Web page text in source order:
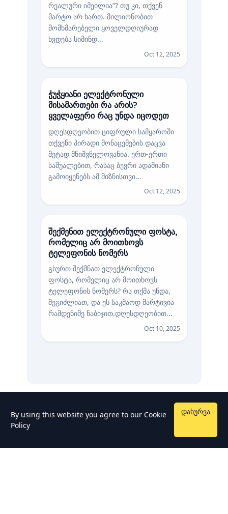
რეალური იმეილია“? თუ კი, თქვენ
მარტო არ ხართ. მილიონობით
მომხმარებელი ყოველდღიურად
ხვდება სიმინდ...
Oct 12, 2025
ჭუჭყიანი ელექტრონული
მისამართები რა არის?
ყველაფერი რაც უნდა იცოდეთ
დღესდღეობით ციფრული სამყაროში
თქვენი პირადი მონაცემების დაცვა
მეტად მნიშვნელოვანია. ერთ-ერთი
საშუალებით, რასაც ბევრი ადამიანი
გამოიყენებს ამ მიზნისთვი...
Oct 12, 2025
შექმენით ელექტრონული ფოსტა,
რომელიც არ მოითხოვს
ტელეფონის ნომერს
გსურთ შექმნათ ელექტრონული
ფოსტა, რომელიც არ მოითხოვს
ტელეფონის ნომერს? რა თქმა უნდა,
შეგიძლიათ, და ეს საკმაოდ მარტივია
რამდენიმე ნაბიჯით. დღესდღეობით...
Oct 10, 2025
By using this website you agree to our Cookie
Policy
დახურვა